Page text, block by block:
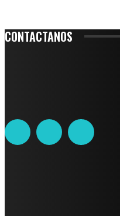
CONTACTANOS